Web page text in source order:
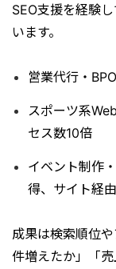
SEO支援を経験
います。
営業代行・
スポーツ系
セス数10倍
イベント制作
得、サイト経
成果は検索順位
件増えたか」「